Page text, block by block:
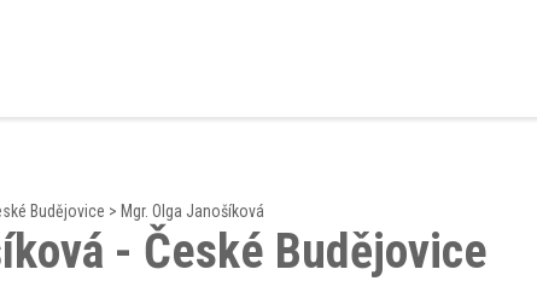
Budějovice > Mgr. Olga Janošíková
- České Budějovice